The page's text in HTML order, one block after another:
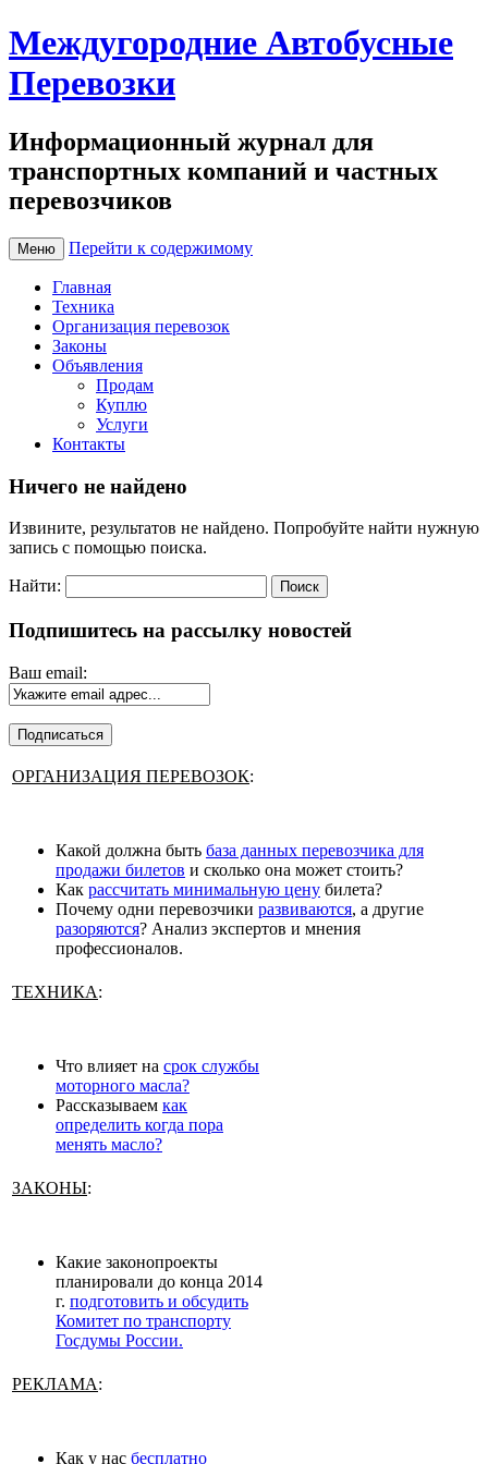
Междугородние Автобусные
Перевозки
Информационный журнал для
транспортных компаний и частных
перевозчиков
Меню Перейти к содержимому
Главная
Техника
Организация перевозок
Законы
Объявления
Продам
Куплю
Услуги
Контакты
Ничего не найдено
Извините, результатов не найдено. Попробуйте найти нужную
запись с помощью поиска.
Найти:
Подпишитесь на рассылку новостей
Ваш email:
ОРГАНИЗАЦИЯ ПЕРЕВОЗОК:
Какой должна быть база данных перевозчика для
продажи билетов и сколько она может стоить?
Как рассчитать минимальную цену билета?
Почему одни перевозчики развиваются, а другие
разоряются? Анализ экспертов и мнения
профессионалов.
ТЕХНИКА:
Что влияет на срок службы
моторного масла?
Рассказываем как
определить когда пора
менять масло?
ЗАКОНЫ:
Какие законопроекты
планировали до конца 2014
г. подготовить и обсудить
Комитет по транспорту
Госдумы России.
РЕКЛАМА:
Как у нас бесплатно